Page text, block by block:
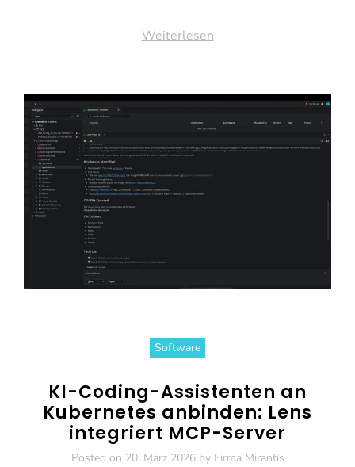
Weiterlesen
Software
KI-Coding-Assistenten an
Kubernetes anbinden: Lens
integriert MCP-Server
Posted on 20. März 2026by Firma Mirantis